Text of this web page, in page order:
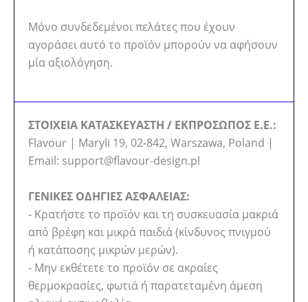
Μόνο συνδεδεμένοι πελάτες που έχουν
αγοράσει αυτό το προϊόν μπορούν να αφήσουν
μία αξιολόγηση.
ΣΤΟΙΧΕΙΑ ΚΑΤΑΣΚΕΥΑΣΤΗ / ΕΚΠΡΟΣΩΠΟΣ Ε.Ε.:
Flavour | Maryli 19, 02-842, Warszawa, Poland |
Email: support@flavour-design.pl
ΓΕΝΙΚΕΣ ΟΔΗΓΙΕΣ ΑΣΦΑΛΕΙΑΣ:
- Κρατήστε το προϊόν και τη συσκευασία μακριά
από βρέφη και μικρά παιδιά (κίνδυνος πνιγμού
ή κατάποσης μικρών μερών).
- Μην εκθέτετε το προϊόν σε ακραίες
θερμοκρασίες, φωτιά ή παρατεταμένη άμεση